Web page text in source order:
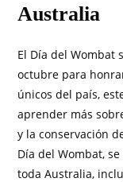
Australia
El Día del Wombat
octubre para
únicos del país,
aprender más
y la conservación
Día del Wombat,
toda Australia,